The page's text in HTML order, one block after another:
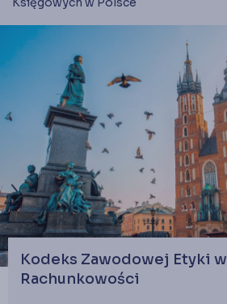
Kodeks Zawodowej Etyki w
Rachunkowości